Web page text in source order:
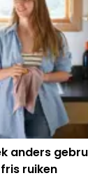
anders
ruiken